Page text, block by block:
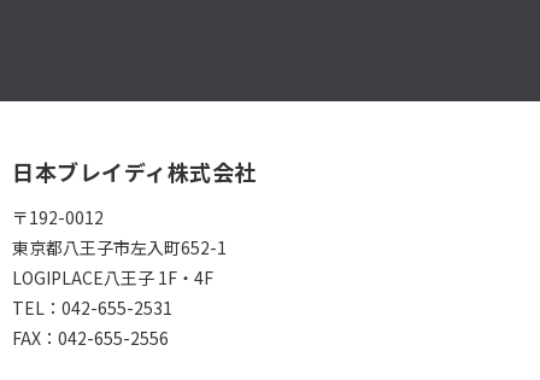
日本ブレイディ株式会社
〒192-0012
東京都八王子市左入町652-1
LOGIPLACE八王子 1F・4F
TEL： 042-655-2531
FAX： 042-655-2556